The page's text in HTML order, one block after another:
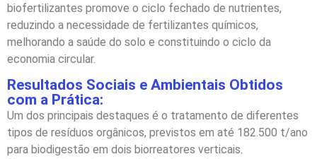
biofertilizantes promove o ciclo fechado de nutrientes,
reduzindo a necessidade de fertilizantes químicos,
melhorando a saúde do solo e constituindo o ciclo da
economia circular.
Resultados Sociais e Ambientais Obtidos
com a Prática:
Um dos principais destaques é o tratamento de diferentes
tipos de resíduos orgânicos, previstos em até 182.500 t/ano
para biodigestão em dois biorreatores verticais.